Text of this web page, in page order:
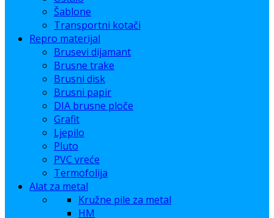
Šablone
Transportni kotači
Repro materijal
Brusevi dijamant
Brusne trake
Brusni disk
Brusni papir
DIA brusne ploče
Grafit
Ljepilo
Pluto
PVC vreće
Termofolija
Alat za metal
Kružne pile za metal
HM